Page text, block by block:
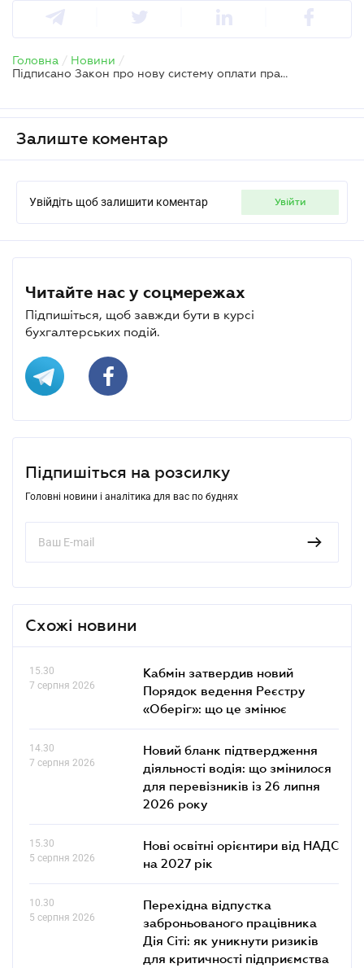
Головна / Новини /
Підписано Закон про нову систему оплати праці держслужбовців
Залиште коментар
Увійдіть щоб залишити коментар увійти
Читайте нас у соцмережах
Підпишіться, щоб завжди бути в курсі
бухгалтерських подій.
Підпишіться на розсилку
Головні новини і аналітика для вас по буднях
Схожі новини
15.30
7 серпня 2026
Кабмін затвердив новий
Порядок ведення Реєстру
«Оберіг»: що це змінює
14.30
7 серпня 2026
Новий бланк підтвердження
діяльності водія: що змінилося
для перевізників із 26 липня
2026 року
15.30
5 серпня 2026
Нові освітні орієнтири від НАДС
на 2027 рік
10.30
5 серпня 2026
Перехідна відпустка
заброньованого працівника
Дія Сіті: як уникнути ризиків
для критичності підприємства